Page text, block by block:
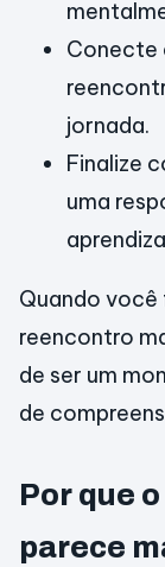
Conecte
jornada.
Finalize
uma
Quando você
reencontro
de ser um
de
Por que
parece